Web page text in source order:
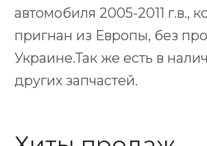
автомобиля 2005-2011 г.в.,
пригнан из Европы, без
Украине.Так же есть в
других запчастей.